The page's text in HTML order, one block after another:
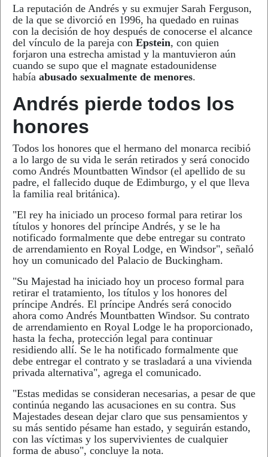
La reputación de Andrés y su exmujer Sarah Ferguson,
de la que se divorció en 1996, ha quedado en ruinas
con la decisión de hoy después de conocerse el alcance
del vínculo de la pareja con Epstein, con quien
forjaron una estrecha amistad y la mantuvieron aún
cuando se supo que el magnate estadounidense
había abusado sexualmente de menores.
Andrés pierde todos los
honores
Todos los honores que el hermano del monarca recibió
a lo largo de su vida le serán retirados y será conocido
como Andrés Mountbatten Windsor (el apellido de su
padre, el fallecido duque de Edimburgo, y el que lleva
la familia real británica).
"El rey ha iniciado un proceso formal para retirar los
títulos y honores del príncipe Andrés, y se le ha
notificado formalmente que debe entregar su contrato
de arrendamiento en Royal Lodge, en Windsor", señaló
hoy un comunicado del Palacio de Buckingham.
"Su Majestad ha iniciado hoy un proceso formal para
retirar el tratamiento, los títulos y los honores del
príncipe Andrés. El príncipe Andrés será conocido
ahora como Andrés Mountbatten Windsor. Su contrato
de arrendamiento en Royal Lodge le ha proporcionado,
hasta la fecha, protección legal para continuar
residiendo allí. Se le ha notificado formalmente que
debe entregar el contrato y se trasladará a una vivienda
privada alternativa", agrega el comunicado.
"Estas medidas se consideran necesarias, a pesar de que
continúa negando las acusaciones en su contra. Sus
Majestades desean dejar claro que sus pensamientos y
su más sentido pésame han estado, y seguirán estando,
con las víctimas y los supervivientes de cualquier
forma de abuso", concluye la nota.